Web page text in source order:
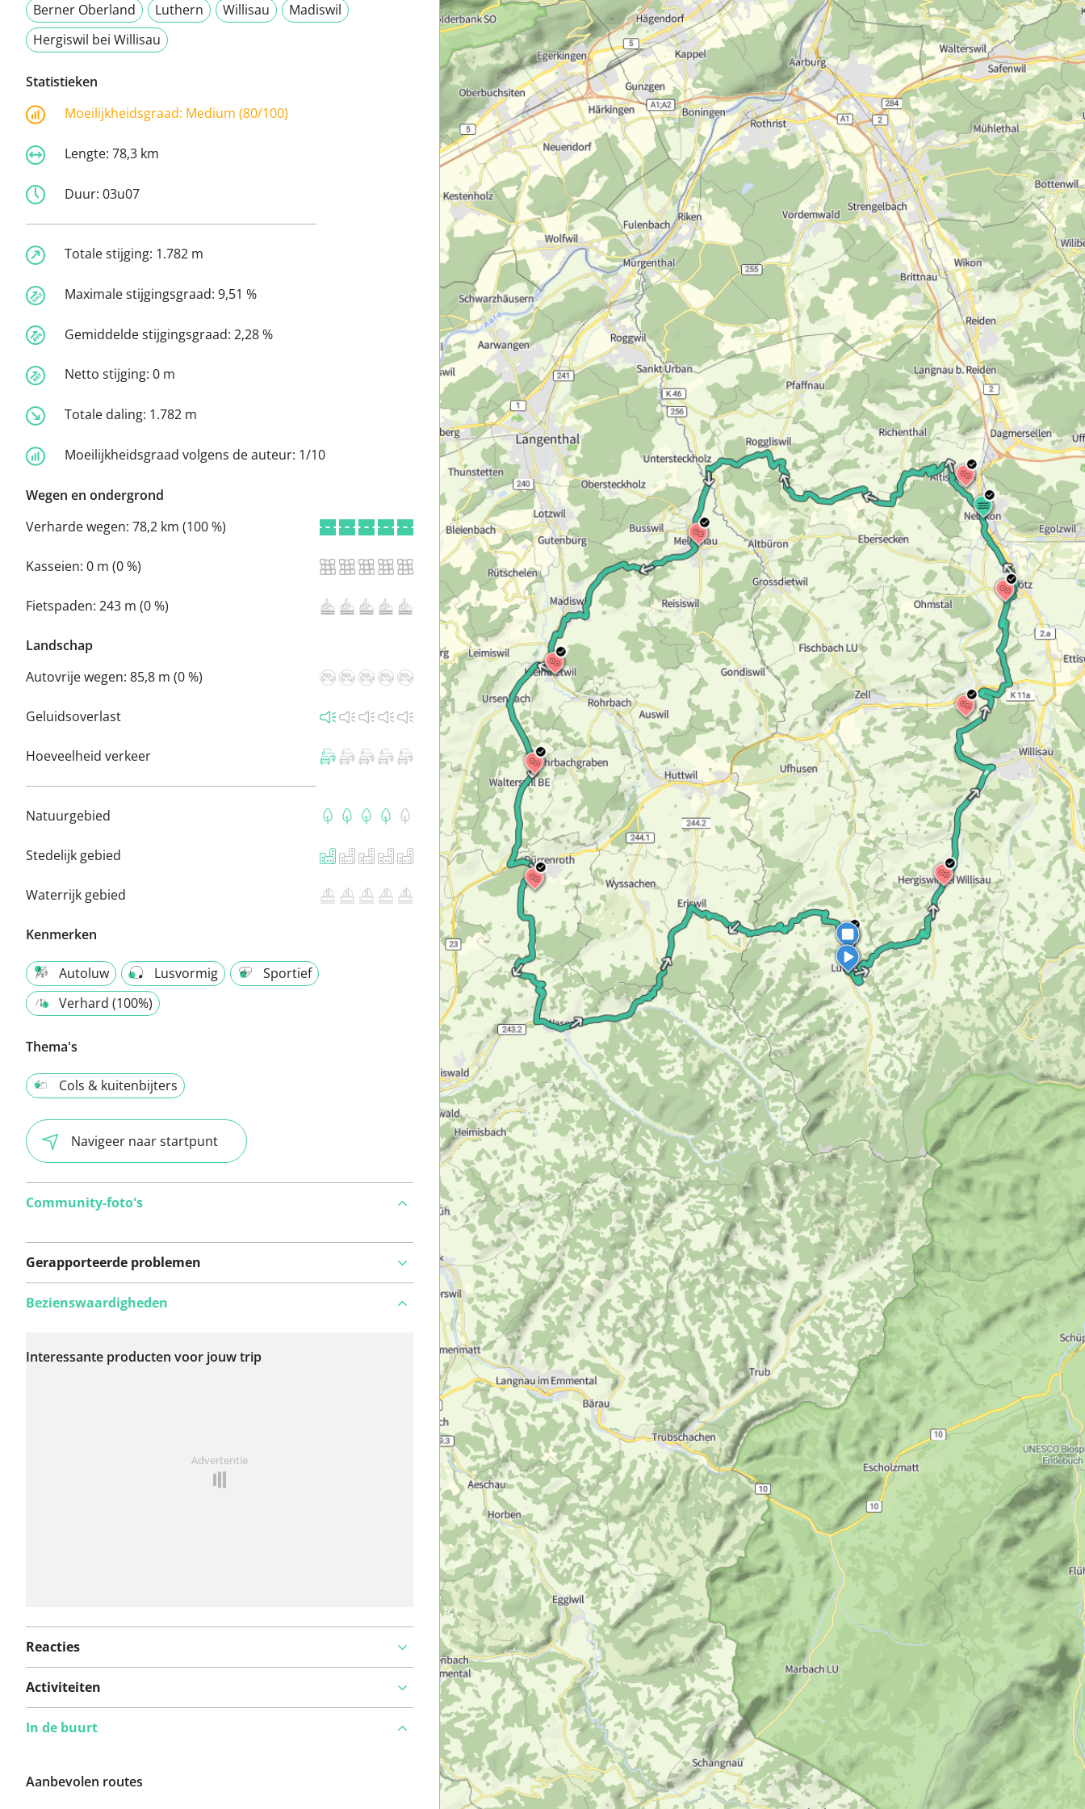
Berner Oberland Luthern Willisau
Madiswil
Hergiswil bei Willisau
Statistieken
Moeilijkheidsgraad: Medium (80/100)
Lengte: 78,3 km
Duur: 03u07
Totale stijging: 1.782 m
Maximale stijgingsgraad: 9,51 %
Gemiddelde stijgingsgraad: 2,28 %
Netto stijging: 0 m
Totale daling: 1.782 m
Moeilijkheidsgraad volgens de auteur: 1/10
Wegen en ondergrond
Verharde wegen: 78,2 km (100 %)
Kasseien: 0 m (0 %)
Fietspaden: 243 m (0 %)
Landschap
Autovrije wegen: 85,8 m (0 %)
Geluidsoverlast
Hoeveelheid verkeer
Natuurgebied
Stedelijk gebied
Waterrijk gebied
Kenmerken
Autoluw Lusvormig
Sportief
Verhard (100%)
Thema's
Cols & kuitenbijters
Navigeer naar startpunt
Community-foto's
Gerapporteerde problemen
problemen op deze
Bezienswaardigheden
Interessante producten voor jouw trip
Advertentie
Reacties
Activiteiten
In de buurt
Aanbevolen routes